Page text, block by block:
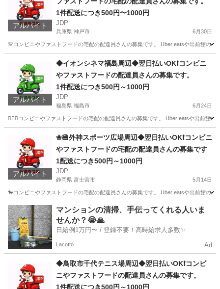
アルバイト
1件配送につき500円〜1000円
JDP
兵庫県 神戸市 6月30日
🌸コンビニやファストフードの宅配の配達員さんの募集です。 Uber eatsや出前館の
配送 ファストフード
アルバイト
◆イオンシネマ福島周辺◆翌日払いOK❗️コンビニ
やファストフードの配達員さんの募集です。
1件配送につき500円～1000円
JDP
福島県 福島市 6月24日
🏄‍♀️🐎コンビニやファストフードの宅配の配達員さんの募集です。 Uber eatsや出前館
配送 ファストフード
アルバイト
❀🍔外神スポーツ広場周辺◆翌日払いOK❗️コンビニ
やファストフードの宅配の配達員さんの募集です
1配送につき500円～1000円
JDP
静岡県 富士宮市 5月14日
🐎コンビニやファストフードの宅配の配達員さんの募集です。 Uber eatsや出前館の
静岡 富士宮市 配送 ファストフード
マンションの清掃、手伝ってくれる人いま
せんか？😭🙏
日給例1万円〜 / 登録不要！高時給求人多数✨
Lacotto Ad
◆鳥取市千代テニス場周辺◆翌日払いOK❗️コンビ
ニやファストフードの配達員さんの募集です。
1件配送につき500円～1000円